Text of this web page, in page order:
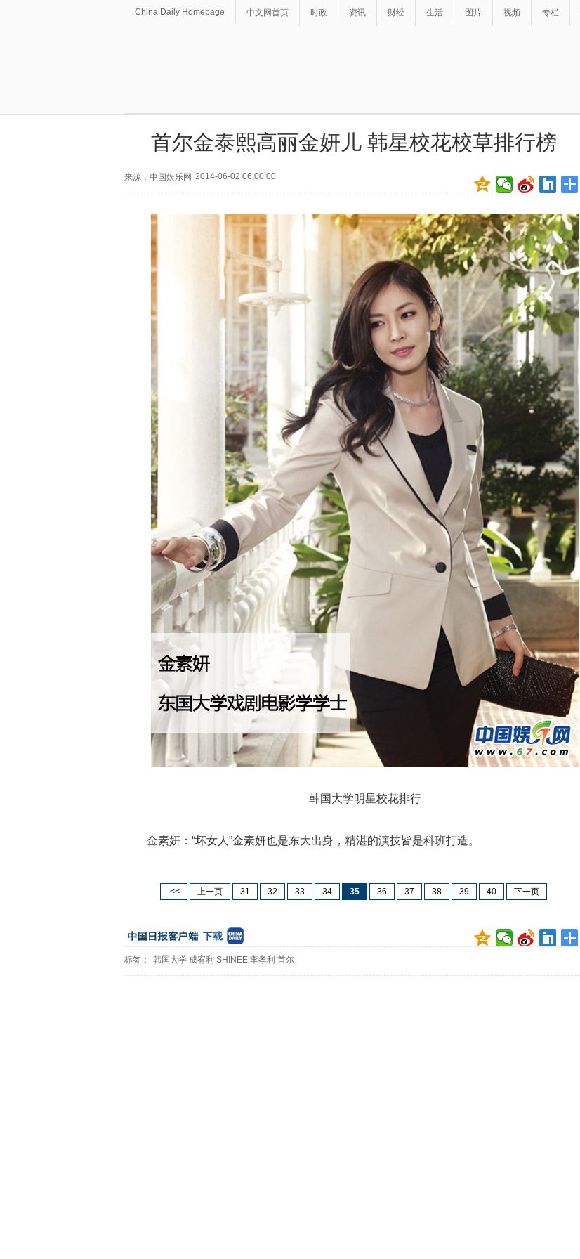
China Daily Homepage 中文网首页 时政 资讯 财经 生活 图片 视频 专栏
首尔金泰熙高丽金妍儿 韩星校花校草排行榜
来源：中国娱乐网 2014-06-02 06:00:00
韩国大学明星校花排行
金素妍：“坏女人”金素妍也是东大出身，精湛的演技皆是科班打造。
|<< 上一页 31 32 33 34 35 36 37 38 39 40 下一页
标签： 韩国大学 成宥利 SHINEE 李孝利 首尔